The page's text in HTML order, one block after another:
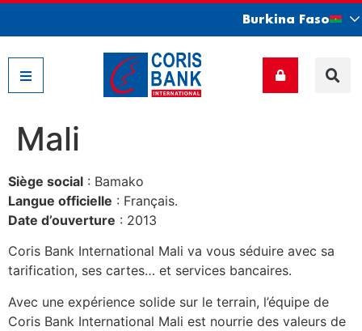
Burkina Faso
Mali
Siège social : Bamako
Langue officielle : Français.
Date d’ouverture : 2013
Coris Bank International Mali va vous séduire avec sa
tarification, ses cartes… et services bancaires.
Avec une expérience solide sur le terrain, l’équipe de
Coris Bank International Mali est nourrie des valeurs de